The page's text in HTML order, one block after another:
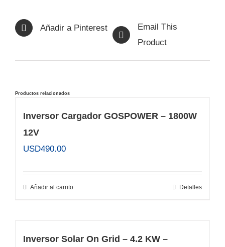
Añadir a Pinterest
Email This
Product
Productos relacionados
Inversor Cargador GOSPOWER – 1800W
12V
USD490.00
Añadir al carrito Detalles
Inversor Solar On Grid – 4.2 KW –